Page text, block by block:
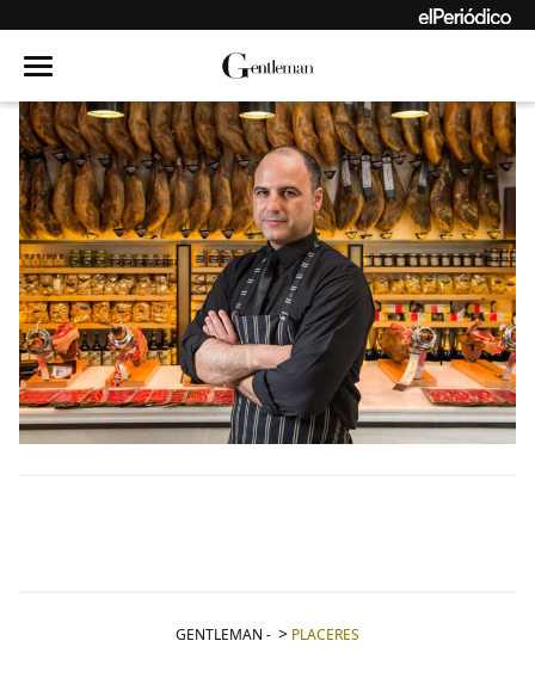
GENTLEMAN - PLACERES